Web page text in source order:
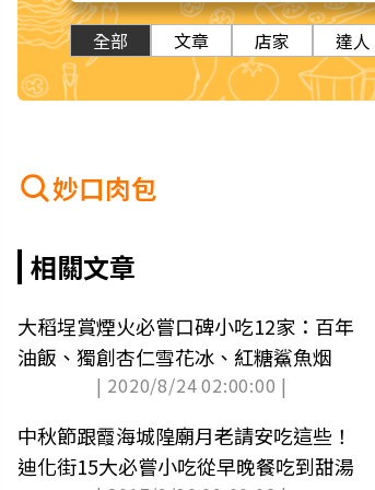
全部 文章 店家 達人
妙口肉包
相關文章
大稻埕賞煙火必嘗口碑小吃12家：百年
油飯、獨創杏仁雪花冰、紅糖鯊魚烟
| 2020/8/24 02:00:00 |
中秋節跟霞海城隍廟月老請安吃這些！
迪化街15大必嘗小吃從早晚餐吃到甜湯